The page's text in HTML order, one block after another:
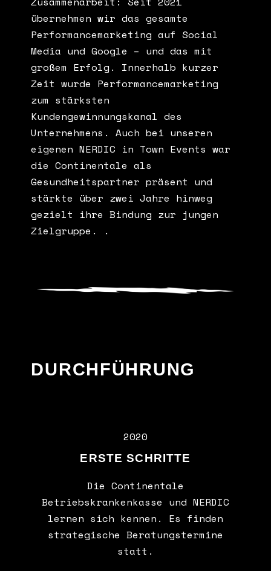
übernehmen wir das gesamte
Performancemarketing auf Social
Media und Google – und das mit
großem Erfolg. Innerhalb kurzer
Zeit wurde Performancemarketing
zum stärksten
Kundengewinnungskanal des
Unternehmens. Auch bei unseren
eigenen NERDIC in Town Events war
die Continentale als
Gesundheitspartner präsent und
stärkte über zwei Jahre hinweg
gezielt ihre Bindung zur jungen
Zielgruppe. .
DURCHFÜHRUNG
2020
ERSTE SCHRITTE
Die Continentale
Betriebskrankenkasse und NERDIC
lernen sich kennen. Es finden
strategische Beratungstermine
statt.